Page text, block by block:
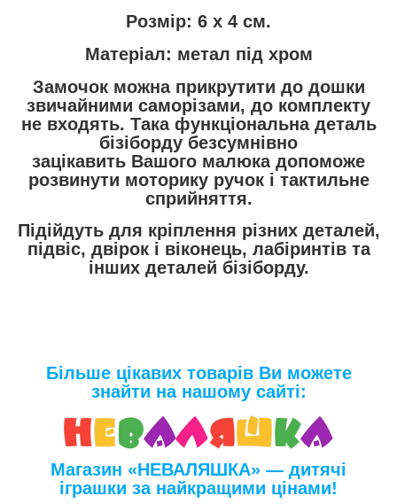
Розмір: 6 х 4 см.
Матеріал: метал під хром
Замочок можна прикрутити до дошки
звичайними саморізами, до комплекту
не входять. Така функціональна деталь
бізіборду безсумнівно
зацікавить Вашого малюка допоможе
розвинути моторику ручок і тактильне
сприйняття.
Підійдуть для кріплення різних деталей,
підвіс, двірок і віконець, лабіринтів та
інших деталей бізіборду.
Більше цікавих товарів Ви можете
знайти на нашому сайті:
Магазин «НЕВАЛЯШКА» — дитячі
іграшки за найкращими цінами!